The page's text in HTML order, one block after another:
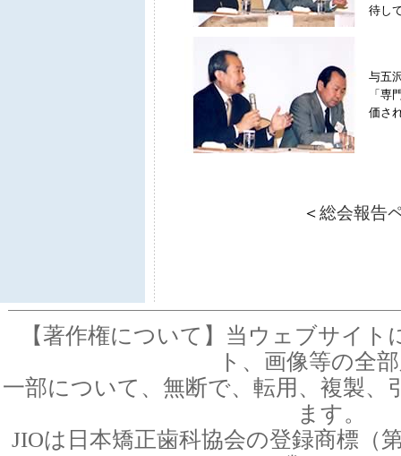
待し
与五
「専
価さ
＜総会報告
【著作権について】当ウェブサイ
ト、画像等の全
一部について、無断で、転用、複製、
ます。
JIOは日本矯正歯科協会の登録商標（